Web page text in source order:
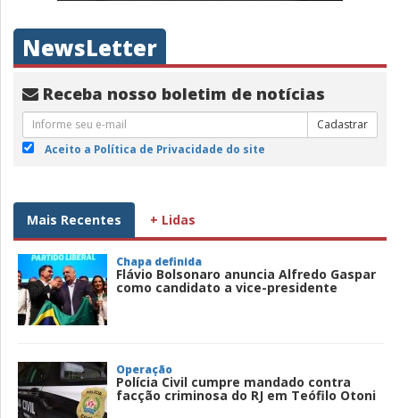
NewsLetter
Receba nosso boletim de notícias
Cadastrar
Aceito a Política de Privacidade do site
Mais Recentes + Lidas
Chapa definida
Flávio Bolsonaro anuncia Alfredo Gaspar
como candidato a vice-presidente
Operação
Polícia Civil cumpre mandado contra
facção criminosa do RJ em Teófilo Otoni